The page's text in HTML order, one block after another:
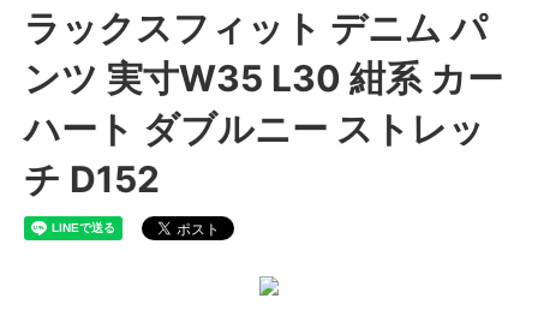
ラックスフィット デニム パ
ンツ 実寸W35 L30 紺系 カー
ハート ダブルニー ストレッ
チ D152